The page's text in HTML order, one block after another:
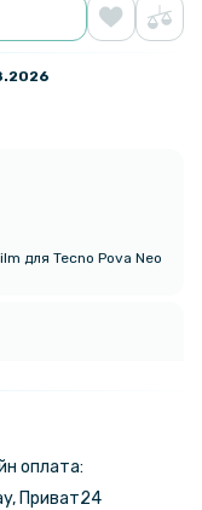
для Tecno Pova Neo
оплата:
Приват24